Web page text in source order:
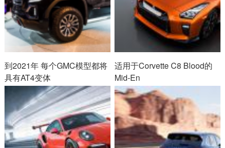
到2021年 每个GMC模型都将
具有AT4变体
适用于Corvette C8 Blood的
Mid-En